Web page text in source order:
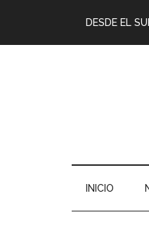
DESDE EL
INICIO